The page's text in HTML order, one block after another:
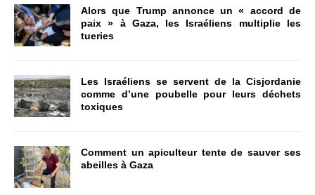
Alors que Trump annonce un « accord de
paix » à Gaza, les Israéliens multiplie les
tueries
Les Israéliens se servent de la Cisjordanie
comme d’une poubelle pour leurs déchets
toxiques
Comment un apiculteur tente de sauver ses
abeilles à Gaza